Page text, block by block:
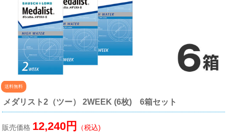
送料無料
メダリスト2（ツー） 2WEEK (6枚) 6箱セット
販売価格 12,240円 （税込)